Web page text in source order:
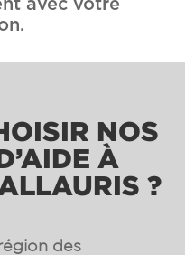
avec votre
NOS
À
?
des